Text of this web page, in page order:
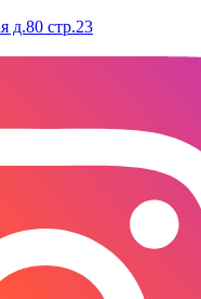
д.80 стр.23